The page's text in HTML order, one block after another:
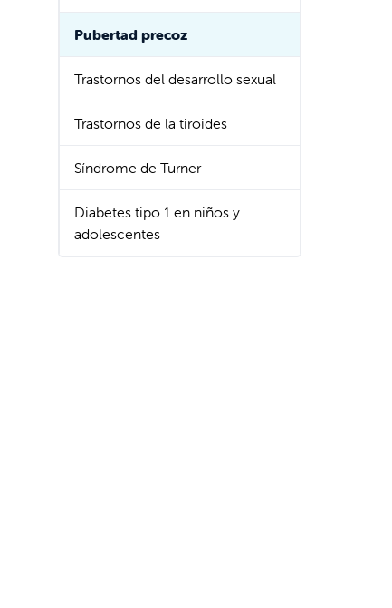
Pubertad precoz
Trastornos del desarrollo sexual
Trastornos de la tiroides
Síndrome de Turner
Diabetes tipo 1 en niños y
adolescentes